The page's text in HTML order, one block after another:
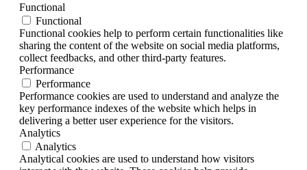
Functional
Functional
Functional cookies help to perform certain functionalities like
sharing the content of the website on social media platforms,
collect feedbacks, and other third-party features.
Performance
Performance
Performance cookies are used to understand and analyze the
key performance indexes of the website which helps in
delivering a better user experience for the visitors.
Analytics
Analytics
Analytical cookies are used to understand how visitors